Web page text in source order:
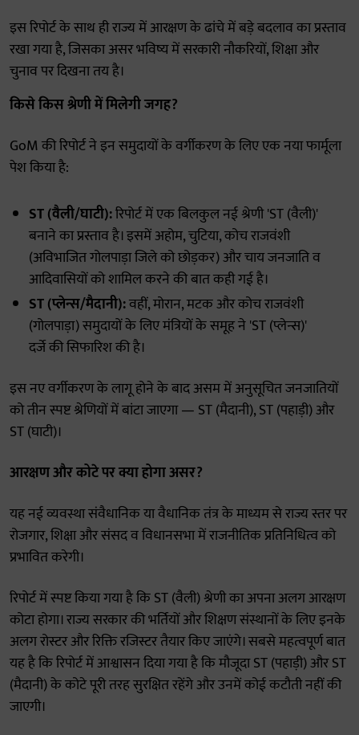
इस रिपोर्ट के साथ ही राज्य में आरक्षण के ढांचे में बड़े बदलाव का प्रस्ताव
रखा गया है, जिसका असर भविष्य में सरकारी नौकरियों, शिक्षा और
चुनाव पर दिखना तय है।
किसे किस श्रेणी में मिलेगी जगह?
GoM की रिपोर्ट ने इन समुदायों के वर्गीकरण के लिए एक नया फार्मूला
पेश किया है:
ST (वैली/घाटी):रिपोर्ट में एक बिलकुल नई श्रेणी 'ST (वैली)'
बनाने का प्रस्ताव है। इसमें अहोम, चुटिया, कोच राजवंशी
(अविभाजित गोलपाड़ा जिले को छोड़कर) और चाय जनजाति व
आदिवासियों को शामिल करने की बात कही गई है।
ST (प्लेन्स/मैदानी):वहीं, मोरान, मटक और कोच राजवंशी
(गोलपाड़ा) समुदायों के लिए मंत्रियों के समूह ने 'ST (प्लेन्स)'
दर्जे की सिफारिश की है।
इस नए वर्गीकरण के लागू होने के बाद असम में अनुसूचित जनजातियों
को तीन स्पष्ट श्रेणियों में बांटा जाएगा — ST (मैदानी), ST (पहाड़ी) और
ST (घाटी)।
आरक्षण और कोटे पर क्या होगा असर?
यह नई व्यवस्था संवैधानिक या वैधानिक तंत्र के माध्यम से राज्य स्तर पर
रोजगार, शिक्षा और संसद व विधानसभा में राजनीतिक प्रतिनिधित्व को
प्रभावित करेगी।
रिपोर्ट में स्पष्ट किया गया है कि ST (वैली) श्रेणी का अपना अलग आरक्षण
कोटा होगा। राज्य सरकार की भर्तियों और शिक्षण संस्थानों के लिए इनके
अलग रोस्टर और रिक्ति रजिस्टर तैयार किए जाएंगे। सबसे महत्वपूर्ण बात
यह है कि रिपोर्ट में आश्वासन दिया गया है कि मौजूदा ST (पहाड़ी) और ST
(मैदानी) के कोटे पूरी तरह सुरक्षित रहेंगे और उनमें कोई कटौती नहीं की
जाएगी।